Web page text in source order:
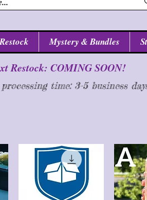
Mystery & Bundles
Restock: COMING SOON!
time: 3-5 business d